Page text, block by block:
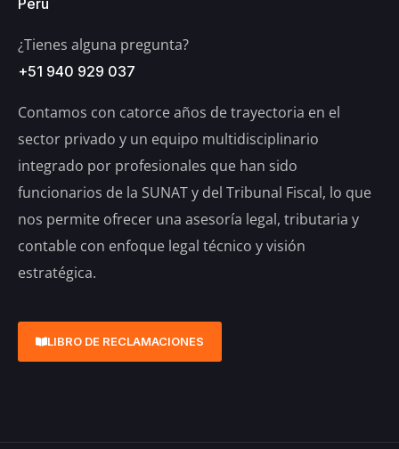
¿Tienes alguna pregunta?
+51 940 929 037
Contamos con catorce años de trayectoria en el
sector privado y un equipo multidisciplinario
integrado por profesionales que han sido
funcionarios de la SUNAT y del Tribunal Fiscal, lo que
nos permite ofrecer una asesoría legal, tributaria y
contable con enfoque legal técnico y visión
estratégica.
LIBRO DE RECLAMACIONES